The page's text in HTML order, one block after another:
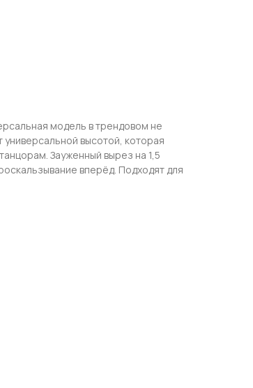
модель в трендовом не
высотой, которая
Зауженный вырез на 1,5
вперёд. Подходят для